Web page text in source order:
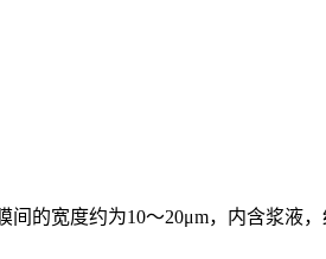
的宽度约为10～20μm，内含浆液